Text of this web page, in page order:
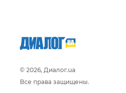
© 2026, Диалог.ua
Все права защищены.